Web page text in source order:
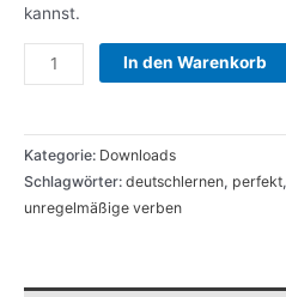
kannst.
In den Warenkorb
Kategorie: Downloads
Schlagwörter: deutschlernen, perfekt,
unregelmäßige verben